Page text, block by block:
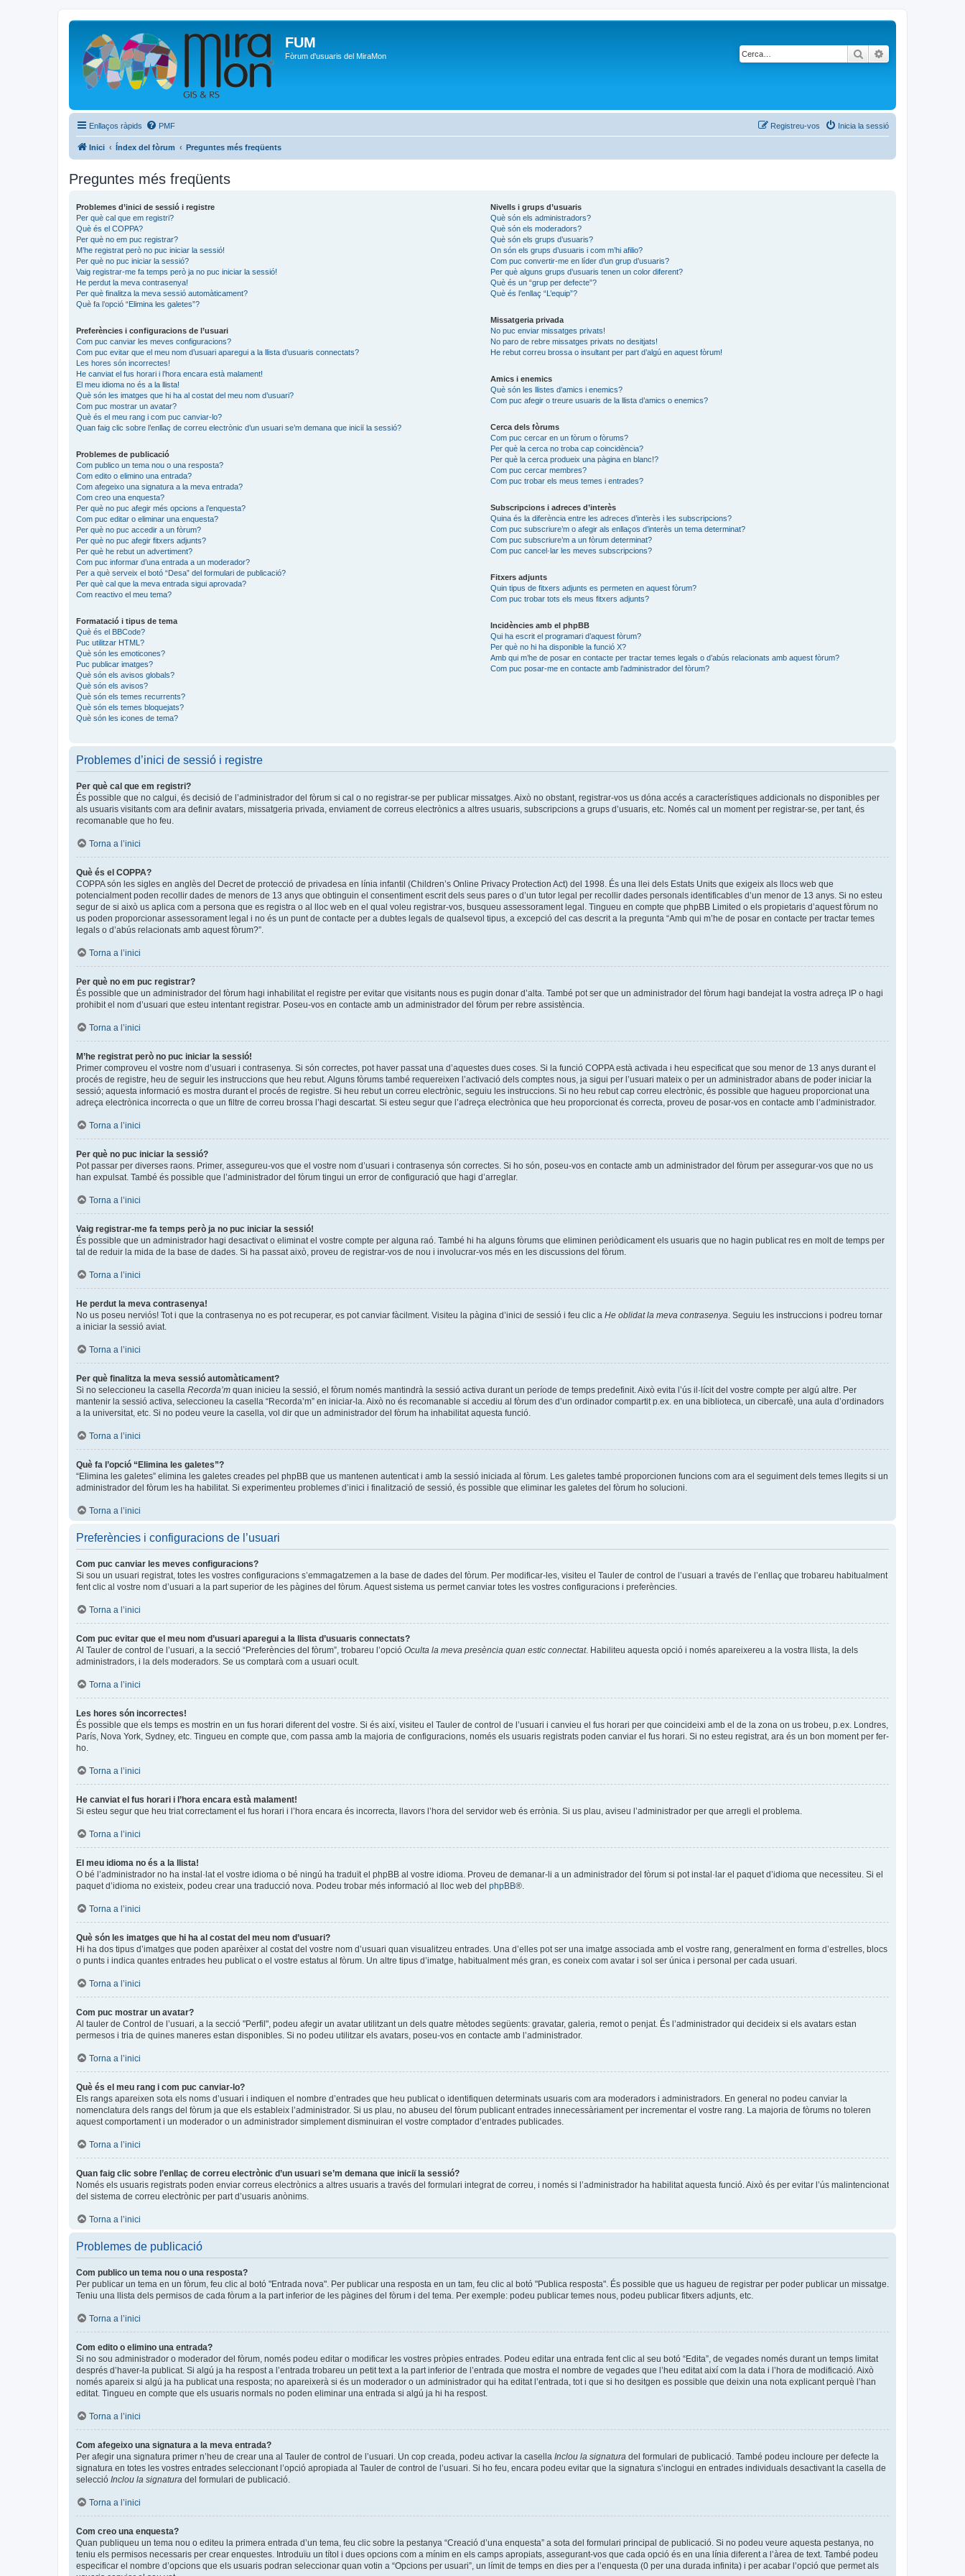
FUM
Fòrum d'usuaris del MiraMon Cerca
Enllaços ràpids PMF Inicia la sessió
Registreu-vos
Inici Índex del fòrum Preguntes més freqüents
Preguntes més freqüents
Problemes d’inici de sessió i registre
Per què cal que em registri?
Què és el COPPA?
Per què no em puc registrar?
M’he registrat però no puc iniciar la sessió!
Per què no puc iniciar la sessió?
Vaig registrar-me fa temps però ja no puc iniciar la sessió!
He perdut la meva contrasenya!
Per què finalitza la meva sessió automàticament?
Què fa l’opció “Elimina les galetes”?
Preferències i configuracions de l’usuari
Com puc canviar les meves configuracions?
Com puc evitar que el meu nom d’usuari aparegui a la llista d’usuaris connectats?
Les hores són incorrectes!
He canviat el fus horari i l’hora encara està malament!
El meu idioma no és a la llista!
Què són les imatges que hi ha al costat del meu nom d’usuari?
Com puc mostrar un avatar?
Què és el meu rang i com puc canviar-lo?
Quan faig clic sobre l’enllaç de correu electrònic d’un usuari se’m demana que iniciï la sessió?
Problemes de publicació
Com publico un tema nou o una resposta?
Com edito o elimino una entrada?
Com afegeixo una signatura a la meva entrada?
Com creo una enquesta?
Per què no puc afegir més opcions a l’enquesta?
Com puc editar o eliminar una enquesta?
Per què no puc accedir a un fòrum?
Per què no puc afegir fitxers adjunts?
Per què he rebut un advertiment?
Com puc informar d’una entrada a un moderador?
Per a què serveix el botó “Desa” del formulari de publicació?
Per què cal que la meva entrada sigui aprovada?
Com reactivo el meu tema?
Formatació i tipus de tema
Què és el BBCode?
Puc utilitzar HTML?
Què són les emoticones?
Puc publicar imatges?
Què són els avisos globals?
Què són els avisos?
Què són els temes recurrents?
Què són els temes bloquejats?
Què són les icones de tema?
Nivells i grups d’usuaris
Què són els administradors?
Què són els moderadors?
Què són els grups d’usuaris?
On són els grups d’usuaris i com m’hi afilio?
Com puc convertir-me en líder d’un grup d’usuaris?
Per què alguns grups d’usuaris tenen un color diferent?
Què és un “grup per defecte”?
Què és l’enllaç “L’equip”?
Missatgeria privada
No puc enviar missatges privats!
No paro de rebre missatges privats no desitjats!
He rebut correu brossa o insultant per part d’algú en aquest fòrum!
Amics i enemics
Què són les llistes d’amics i enemics?
Com puc afegir o treure usuaris de la llista d’amics o enemics?
Cerca dels fòrums
Com puc cercar en un fòrum o fòrums?
Per què la cerca no troba cap coincidència?
Per què la cerca produeix una pàgina en blanc!?
Com puc cercar membres?
Com puc trobar els meus temes i entrades?
Subscripcions i adreces d’interès
Quina és la diferència entre les adreces d’interès i les subscripcions?
Com puc subscriure’m o afegir als enllaços d’interès un tema determinat?
Com puc subscriure’m a un fòrum determinat?
Com puc cancel·lar les meves subscripcions?
Fitxers adjunts
Quin tipus de fitxers adjunts es permeten en aquest fòrum?
Com puc trobar tots els meus fitxers adjunts?
Incidències amb el phpBB
Qui ha escrit el programari d’aquest fòrum?
Per què no hi ha disponible la funció X?
Amb qui m’he de posar en contacte per tractar temes legals o d’abús relacionats amb aquest fòrum?
Com puc posar-me en contacte amb l’administrador del fòrum?
Problemes d’inici de sessió i registre
Per què cal que em registri?
És possible que no calgui, és decisió de l’administrador del fòrum si cal o no registrar-se per publicar missatges. Això no obstant, registrar-vos us dóna accés a característiques addicionals no disponibles per
als usuaris visitants com ara definir avatars, missatgeria privada, enviament de correus electrònics a altres usuaris, subscripcions a grups d’usuaris, etc. Només cal un moment per registrar-se, per tant, és
recomanable que ho feu.
Torna a l’inici
Què és el COPPA?
COPPA són les sigles en anglès del Decret de protecció de privadesa en línia infantil (Children’s Online Privacy Protection Act) del 1998. És una llei dels Estats Units que exigeix als llocs web que
potencialment poden recollir dades de menors de 13 anys que obtinguin el consentiment escrit dels seus pares o d’un tutor legal per recollir dades personals identificables d’un menor de 13 anys. Si no esteu
segur de si això us aplica com a persona que es registra o al lloc web en el qual voleu registrar-vos, busqueu assessorament legal. Tingueu en compte que phpBB Limited o els propietaris d’aquest fòrum no
us poden proporcionar assessorament legal i no és un punt de contacte per a dubtes legals de qualsevol tipus, a excepció del cas descrit a la pregunta “Amb qui m’he de posar en contacte per tractar temes
legals o d’abús relacionats amb aquest fòrum?”.
Torna a l’inici
Per què no em puc registrar?
És possible que un administrador del fòrum hagi inhabilitat el registre per evitar que visitants nous es pugin donar d’alta. També pot ser que un administrador del fòrum hagi bandejat la vostra adreça IP o hagi
prohibit el nom d’usuari que esteu intentant registrar. Poseu-vos en contacte amb un administrador del fòrum per rebre assistència.
Torna a l’inici
M’he registrat però no puc iniciar la sessió!
Primer comproveu el vostre nom d’usuari i contrasenya. Si són correctes, pot haver passat una d’aquestes dues coses. Si la funció COPPA està activada i heu especificat que sou menor de 13 anys durant el
procés de registre, heu de seguir les instruccions que heu rebut. Alguns fòrums també requereixen l’activació dels comptes nous, ja sigui per l’usuari mateix o per un administrador abans de poder iniciar la
sessió; aquesta informació es mostra durant el procés de registre. Si heu rebut un correu electrònic, seguiu les instruccions. Si no heu rebut cap correu electrònic, és possible que hagueu proporcionat una
adreça electrònica incorrecta o que un filtre de correu brossa l’hagi descartat. Si esteu segur que l’adreça electrònica que heu proporcionat és correcta, proveu de posar-vos en contacte amb l’administrador.
Torna a l’inici
Per què no puc iniciar la sessió?
Pot passar per diverses raons. Primer, assegureu-vos que el vostre nom d’usuari i contrasenya són correctes. Si ho són, poseu-vos en contacte amb un administrador del fòrum per assegurar-vos que no us
han expulsat. També és possible que l’administrador del fòrum tingui un error de configuració que hagi d’arreglar.
Torna a l’inici
Vaig registrar-me fa temps però ja no puc iniciar la sessió!
És possible que un administrador hagi desactivat o eliminat el vostre compte per alguna raó. També hi ha alguns fòrums que eliminen periòdicament els usuaris que no hagin publicat res en molt de temps per
tal de reduir la mida de la base de dades. Si ha passat això, proveu de registrar-vos de nou i involucrar-vos més en les discussions del fòrum.
Torna a l’inici
He perdut la meva contrasenya!
No us poseu nerviós! Tot i que la contrasenya no es pot recuperar, es pot canviar fàcilment. Visiteu la pàgina d’inici de sessió i feu clic a He oblidat la meva contrasenya. Seguiu les instruccions i podreu tornar
a iniciar la sessió aviat.
Torna a l’inici
Per què finalitza la meva sessió automàticament?
Si no seleccioneu la casella Recorda’m quan inicieu la sessió, el fòrum només mantindrà la sessió activa durant un període de temps predefinit. Això evita l’ús il·lícit del vostre compte per algú altre. Per
mantenir la sessió activa, seleccioneu la casella “Recorda’m” en iniciar-la. Això no és recomanable si accediu al fòrum des d’un ordinador compartit p.ex. en una biblioteca, un cibercafè, una aula d’ordinadors
a la universitat, etc. Si no podeu veure la casella, vol dir que un administrador del fòrum ha inhabilitat aquesta funció.
Torna a l’inici
Què fa l’opció “Elimina les galetes”?
“Elimina les galetes” elimina les galetes creades pel phpBB que us mantenen autenticat i amb la sessió iniciada al fòrum. Les galetes també proporcionen funcions com ara el seguiment dels temes llegits si un
administrador del fòrum les ha habilitat. Si experimenteu problemes d’inici i finalització de sessió, és possible que eliminar les galetes del fòrum ho solucioni.
Torna a l’inici
Preferències i configuracions de l’usuari
Com puc canviar les meves configuracions?
Si sou un usuari registrat, totes les vostres configuracions s’emmagatzemen a la base de dades del fòrum. Per modificar-les, visiteu el Tauler de control de l’usuari a través de l’enllaç que trobareu habitualment
fent clic al vostre nom d’usuari a la part superior de les pàgines del fòrum. Aquest sistema us permet canviar totes les vostres configuracions i preferències.
Torna a l’inici
Com puc evitar que el meu nom d’usuari aparegui a la llista d’usuaris connectats?
Al Tauler de control de l’usuari, a la secció “Preferències del fòrum”, trobareu l’opció Oculta la meva presència quan estic connectat. Habiliteu aquesta opció i només apareixereu a la vostra llista, la dels
administradors, i la dels moderadors. Se us comptarà com a usuari ocult.
Torna a l’inici
Les hores són incorrectes!
És possible que els temps es mostrin en un fus horari diferent del vostre. Si és així, visiteu el Tauler de control de l’usuari i canvieu el fus horari per que coincideixi amb el de la zona on us trobeu, p.ex. Londres,
París, Nova York, Sydney, etc. Tingueu en compte que, com passa amb la majoria de configuracions, només els usuaris registrats poden canviar el fus horari. Si no esteu registrat, ara és un bon moment per fer-
ho.
Torna a l’inici
He canviat el fus horari i l’hora encara està malament!
Si esteu segur que heu triat correctament el fus horari i l’hora encara és incorrecta, llavors l’hora del servidor web és errònia. Si us plau, aviseu l’administrador per que arregli el problema.
Torna a l’inici
El meu idioma no és a la llista!
O bé l’administrador no ha instal·lat el vostre idioma o bé ningú ha traduït el phpBB al vostre idioma. Proveu de demanar-li a un administrador del fòrum si pot instal·lar el paquet d’idioma que necessiteu. Si el
paquet d’idioma no existeix, podeu crear una traducció nova. Podeu trobar més informació al lloc web del phpBB®.
Torna a l’inici
Què són les imatges que hi ha al costat del meu nom d’usuari?
Hi ha dos tipus d’imatges que poden aparèixer al costat del vostre nom d’usuari quan visualitzeu entrades. Una d’elles pot ser una imatge associada amb el vostre rang, generalment en forma d’estrelles, blocs
o punts i indica quantes entrades heu publicat o el vostre estatus al fòrum. Un altre tipus d’imatge, habitualment més gran, es coneix com avatar i sol ser única i personal per cada usuari.
Torna a l’inici
Com puc mostrar un avatar?
Al tauler de Control de l’usuari, a la secció "Perfil", podeu afegir un avatar utilitzant un dels quatre mètodes següents: gravatar, galeria, remot o penjat. És l’administrador qui decideix si els avatars estan
permesos i tria de quines maneres estan disponibles. Si no podeu utilitzar els avatars, poseu-vos en contacte amb l’administrador.
Torna a l’inici
Què és el meu rang i com puc canviar-lo?
Els rangs apareixen sota els noms d’usuari i indiquen el nombre d’entrades que heu publicat o identifiquen determinats usuaris com ara moderadors i administradors. En general no podeu canviar la
nomenclatura dels rangs del fòrum ja que els estableix l’administrador. Si us plau, no abuseu del fòrum publicant entrades innecessàriament per incrementar el vostre rang. La majoria de fòrums no toleren
aquest comportament i un moderador o un administrador simplement disminuiran el vostre comptador d’entrades publicades.
Torna a l’inici
Quan faig clic sobre l’enllaç de correu electrònic d’un usuari se’m demana que iniciï la sessió?
Només els usuaris registrats poden enviar correus electrònics a altres usuaris a través del formulari integrat de correu, i només si l’administrador ha habilitat aquesta funció. Això és per evitar l’ús malintencionat
del sistema de correu electrònic per part d’usuaris anònims.
Torna a l’inici
Problemes de publicació
Com publico un tema nou o una resposta?
Per publicar un tema en un fòrum, feu clic al botó "Entrada nova". Per publicar una resposta en un tam, feu clic al botó "Publica resposta". És possible que us hagueu de registrar per poder publicar un missatge.
Teniu una llista dels permisos de cada fòrum a la part inferior de les pàgines del fòrum i del tema. Per exemple: podeu publicar temes nous, podeu publicar fitxers adjunts, etc.
Torna a l’inici
Com edito o elimino una entrada?
Si no sou administrador o moderador del fòrum, només podeu editar o modificar les vostres pròpies entrades. Podeu editar una entrada fent clic al seu botó “Edita”, de vegades només durant un temps limitat
després d’haver-la publicat. Si algú ja ha respost a l’entrada trobareu un petit text a la part inferior de l’entrada que mostra el nombre de vegades que l’heu editat així com la data i l’hora de modificació. Això
només apareix si algú ja ha publicat una resposta; no apareixerà si és un moderador o un administrador qui ha editat l’entrada, tot i que si ho desitgen es possible que deixin una nota explicant perquè l’han
editat. Tingueu en compte que els usuaris normals no poden eliminar una entrada si algú ja hi ha respost.
Torna a l’inici
Com afegeixo una signatura a la meva entrada?
Per afegir una signatura primer n’heu de crear una al Tauler de control de l’usuari. Un cop creada, podeu activar la casella Inclou la signatura del formulari de publicació. També podeu incloure per defecte la
signatura en totes les vostres entrades seleccionant l’opció apropiada al Tauler de control de l’usuari. Si ho feu, encara podeu evitar que la signatura s’inclogui en entrades individuals desactivant la casella de
selecció Inclou la signatura del formulari de publicació.
Torna a l’inici
Com creo una enquesta?
Quan publiqueu un tema nou o editeu la primera entrada d’un tema, feu clic sobre la pestanya “Creació d’una enquesta” a sota del formulari principal de publicació. Si no podeu veure aquesta pestanya, no
teniu els permisos necessaris per crear enquestes. Introduïu un títol i dues opcions com a mínim en els camps apropiats, assegurant-vos que cada opció és en una línia diferent a l’àrea de text. També podeu
especificar el nombre d’opcions que els usuaris podran seleccionar quan votin a “Opcions per usuari”, un límit de temps en dies per a l’enquesta (0 per una durada infinita) i per acabar l’opció que permet als